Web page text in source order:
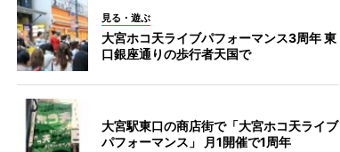
見る・遊ぶ
大宮ホコ天ライブパフォーマンス3周年 東
口銀座通りの歩行者天国で
大宮駅東口の商店街で「大宮ホコ天ライブ
パフォーマンス」 月1開催で1周年